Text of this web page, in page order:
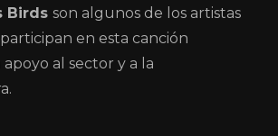
Birds son algunos de los artistas
en esta canción
al sector y a la